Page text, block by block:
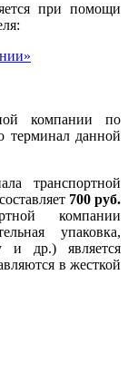
при помощи
компании по
терминал данной
транспортной
700 руб.
компании
упаковка,
и др.) является
в жесткой